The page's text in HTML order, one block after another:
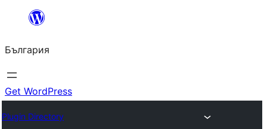
България
Get WordPress
Plugin Directory